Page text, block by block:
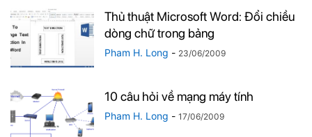
Thủ thuật Microsoft Word: Đổi chiều
dòng chữ trong bảng
Pham H. Long - 23/06/2009
10 câu hỏi về mạng máy tính
Pham H. Long - 17/06/2009